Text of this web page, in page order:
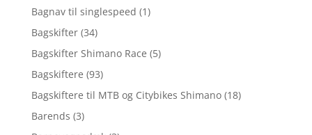
Bagnav til singlespeed (1)
Bagskifter (34)
Bagskifter Shimano Race (5)
Bagskiftere (93)
Bagskiftere til MTB og Citybikes Shimano (18)
Barends (3)